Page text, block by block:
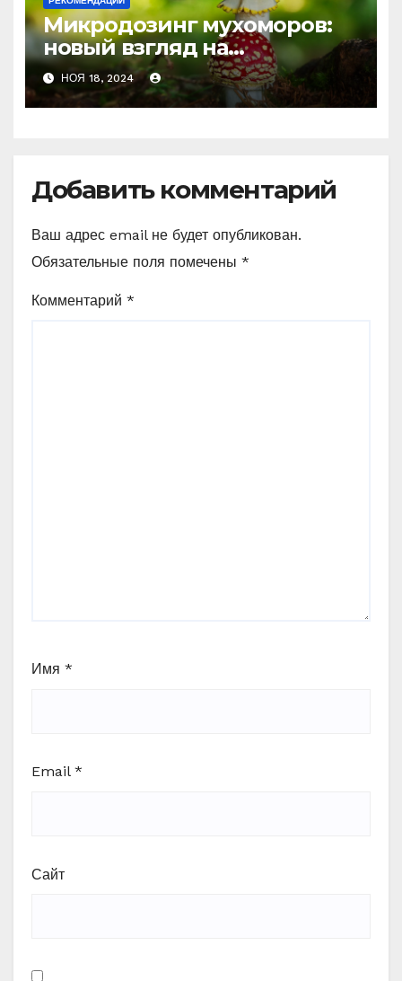
Микродозинг мухоморов:
новый взгляд на
психоделику
НОЯ 18, 2024
Добавить комментарий
Ваш адрес email не будет опубликован.
Обязательные поля помечены *
Комментарий *
Имя *
Email *
Сайт